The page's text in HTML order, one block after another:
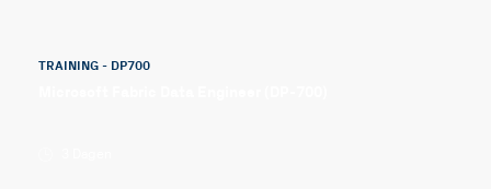
TRAINING - DP700